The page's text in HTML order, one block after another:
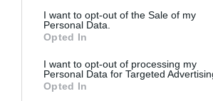
I want to opt-out of the Sale of my
Personal Data.
Opted In
I want to opt-out of processing my
Personal Data for Targeted
Opted In
στο Θέατρο Ζίνα